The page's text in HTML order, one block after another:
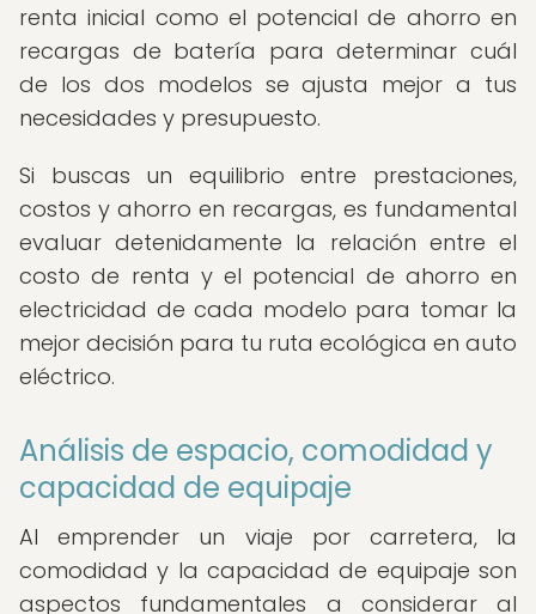
renta inicial como el potencial de ahorro en
recargas de batería para determinar cuál
de los dos modelos se ajusta mejor a tus
necesidades y presupuesto.
Si buscas un equilibrio entre prestaciones,
costos y ahorro en recargas, es fundamental
evaluar detenidamente la relación entre el
costo de renta y el potencial de ahorro en
electricidad de cada modelo para tomar la
mejor decisión para tu ruta ecológica en auto
eléctrico.
Análisis de espacio, comodidad y
capacidad de equipaje
Al emprender un viaje por carretera, la
comodidad y la capacidad de equipaje son
aspectos fundamentales a considerar al